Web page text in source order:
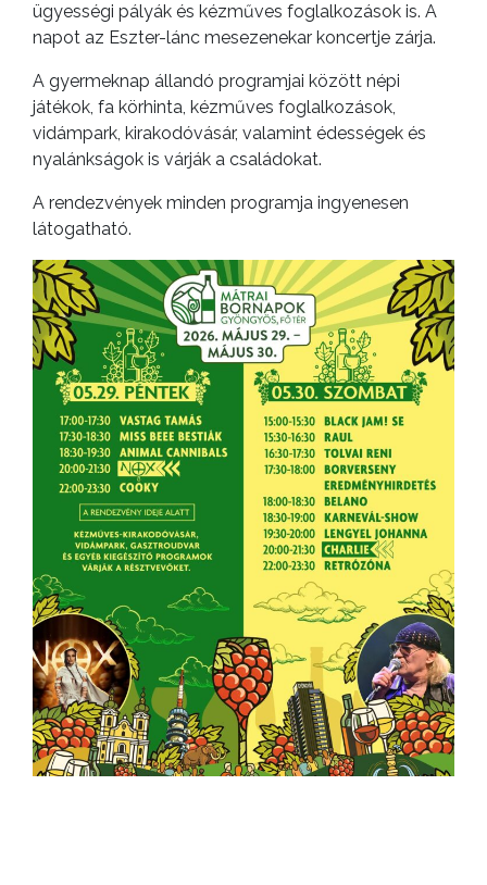
ügyességi pályák és kézműves foglalkozások is. A
napot az Eszter-lánc mesezenekar koncertje zárja.
A gyermeknap állandó programjai között népi
játékok, fa körhinta, kézműves foglalkozások,
vidámpark, kirakodóvásár, valamint édességek és
nyalánkságok is várják a családokat.
A rendezvények minden programja ingyenesen
látogatható.